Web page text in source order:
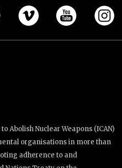
Abolish Nuclear Weapons (ICAN)
organisations in more than
adherence to and